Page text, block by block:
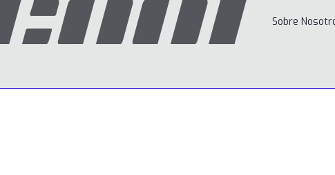
Sobre